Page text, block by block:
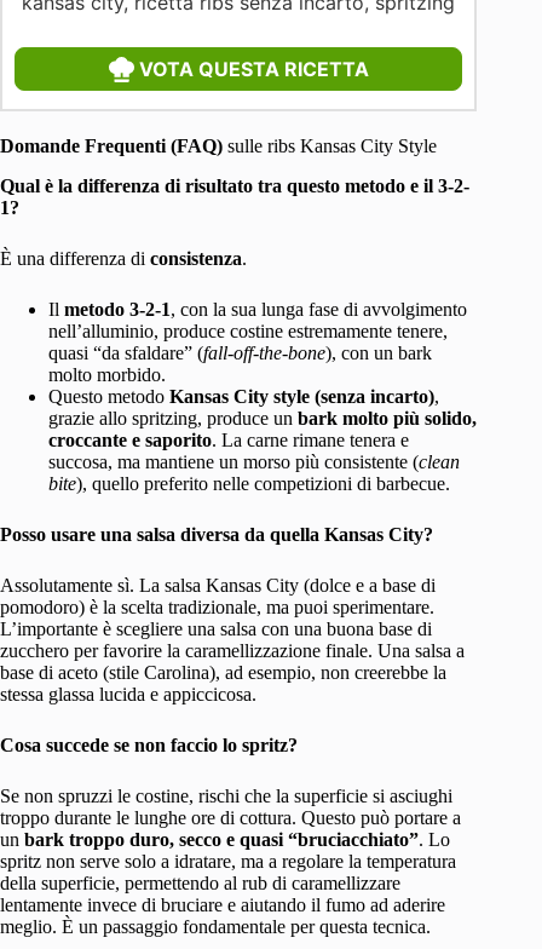
VOTA QUESTA RICETTA
Domande Frequenti (FAQ) sulle ribs Kansas City Style
Qual è la differenza di risultato tra questo metodo e il 3-2-
1?
È una differenza di consistenza.
Il metodo 3-2-1, con la sua lunga fase di avvolgimento
nell’alluminio, produce costine estremamente tenere,
quasi “da sfaldare” (fall-off-the-bone), con un bark
molto morbido.
Questo metodo Kansas City style (senza incarto),
grazie allo spritzing, produce un bark molto più solido,
croccante e saporito. La carne rimane tenera e
succosa, ma mantiene un morso più consistente (clean
bite), quello preferito nelle competizioni di barbecue.
Posso usare una salsa diversa da quella Kansas City?
Assolutamente sì. La salsa Kansas City (dolce e a base di
pomodoro) è la scelta tradizionale, ma puoi sperimentare.
L’importante è scegliere una salsa con una buona base di
zucchero per favorire la caramellizzazione finale. Una salsa a
base di aceto (stile Carolina), ad esempio, non creerebbe la
stessa glassa lucida e appiccicosa.
Cosa succede se non faccio lo spritz?
Se non spruzzi le costine, rischi che la superficie si asciughi
troppo durante le lunghe ore di cottura. Questo può portare a
un bark troppo duro, secco e quasi “bruciacchiato”. Lo
spritz non serve solo a idratare, ma a regolare la temperatura
della superficie, permettendo al rub di caramellizzare
lentamente invece di bruciare e aiutando il fumo ad aderire
meglio. È un passaggio fondamentale per questa tecnica.